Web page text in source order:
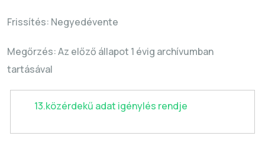
Frissítés: Negyedévente
Megőrzés: Az előző állapot 1 évig archívumban
tartásával
13.közérdekű adat igénylés rendje